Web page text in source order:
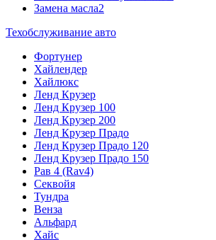
Замена масла2
Техобслуживание авто
Фортунер
Хайлендер
Хайлюкс
Ленд Крузер
Ленд Крузер 100
Ленд Крузер 200
Ленд Крузер Прадо
Ленд Крузер Прадо 120
Ленд Крузер Прадо 150
Рав 4 (Rav4)
Секвойя
Тундра
Венза
Альфард
Хайс